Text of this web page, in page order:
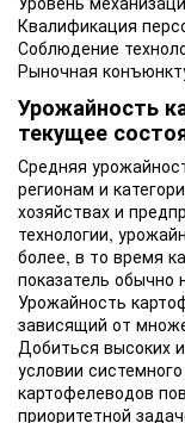
Квалификация
Соблюдение
Рыночная
Урожайность
текущее
Средняя
регионам и
хозяйствах и
технологии,
более, в то время
показатель обычно
Урожайность
зависящий от
Добиться высоких
условии
картофелеводов
приоритетной